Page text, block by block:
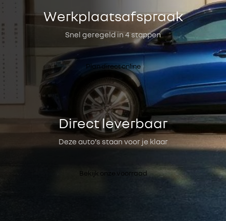
Werkplaatsafspraak
Snel geregeld in 4 stappen
Plan direct online
Direct leverbaar
Deze auto’s staan voor je klaar
Bekijk onze voorraad